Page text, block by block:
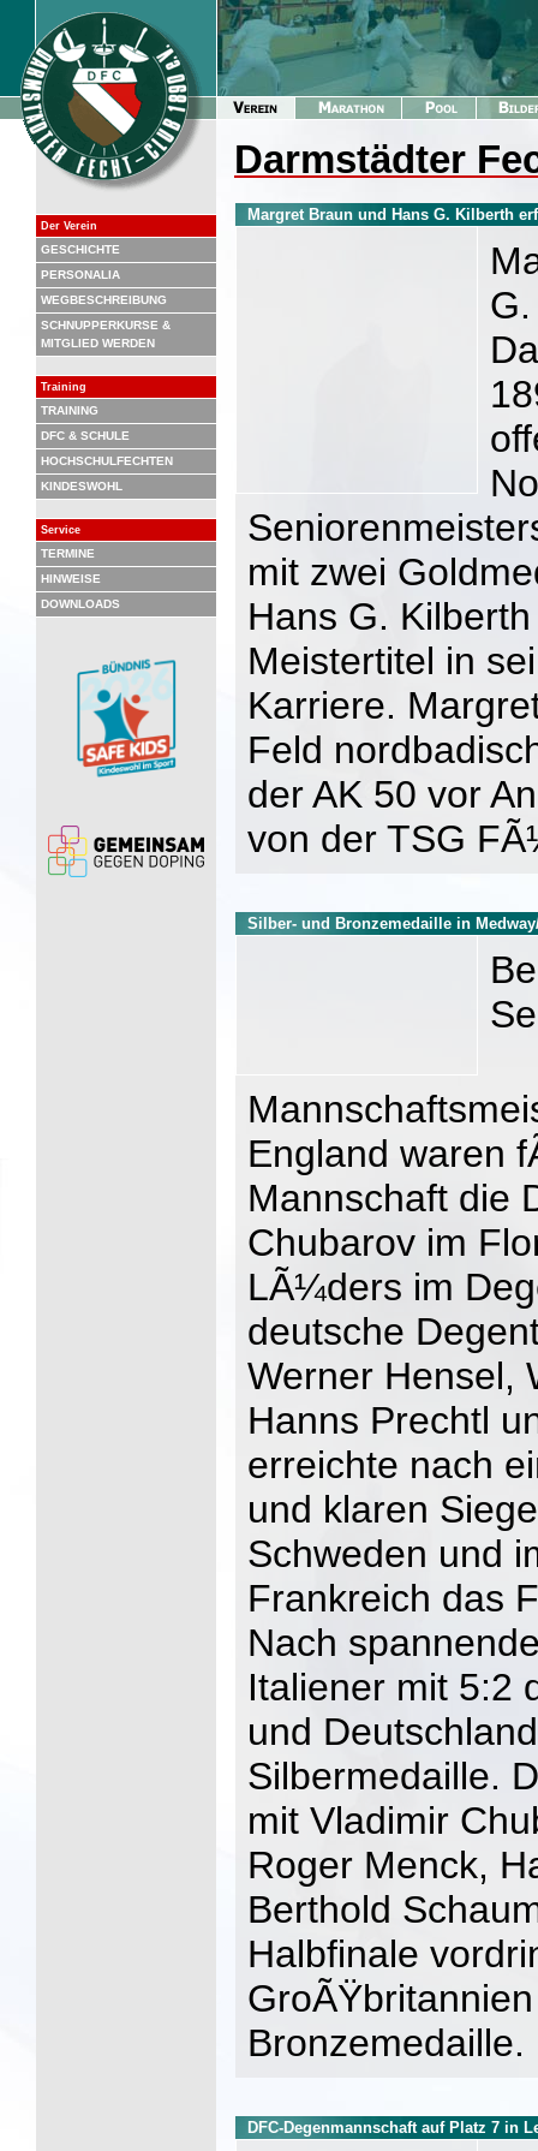
Der Verein
GESCHICHTE
PERSONALIA
WEGBESCHREIBUNG
SCHNUPPERKURSE &
MITGLIED WERDEN
Training
TRAINING
DFC & SCHULE
HOCHSCHULFECHTEN
KINDESWOHL
Service
TERMINE
HINWEISE
DOWNLOADS
Darmstädter
Margret Braun und Hans G. Kilberth
mit zwei
Hans G.
Meistertitel in
Karriere.
Feld
der AK 50 vor
von der TSG
Silber- und Bronzemedaille in
England waren
Mannschaft die
Chubarov im
LÃ¼ders im
deutsche
Werner Hensel,
Hanns Prechtl
erreichte nach
und klaren
Schweden und
Frankreich das
Nach
Italiener mit 5:2
und
Silbermedaille.
mit Vladimir
Roger Menck,
Berthold
Halbfinale
Bronzemedaille.
DFC-Degenmannschaft auf Platz 7 in